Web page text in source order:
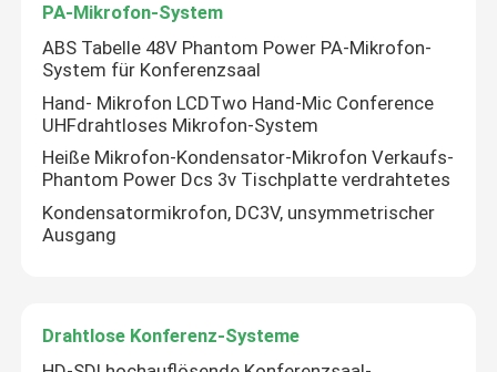
IP-Netz-Beschallungsanlage
Endverstärker der Klassen-D
Audiomatrix-Verstärker
Linie Reihen-Spalten-Sprecher
PA-Mikrofon-System
ABS Tabelle 48V Phantom Power PA-Mikrofon-
System für Konferenzsaal
Hand- Mikrofon LCDTwo Hand-Mic Conference
UHFdrahtloses Mikrofon-System
Heiße Mikrofon-Kondensator-Mikrofon Verkaufs-
Phantom Power Dcs 3v Tischplatte verdrahtetes
Kondensatormikrofon, DC3V, unsymmetrischer
Ausgang
Drahtlose Konferenz-Systeme